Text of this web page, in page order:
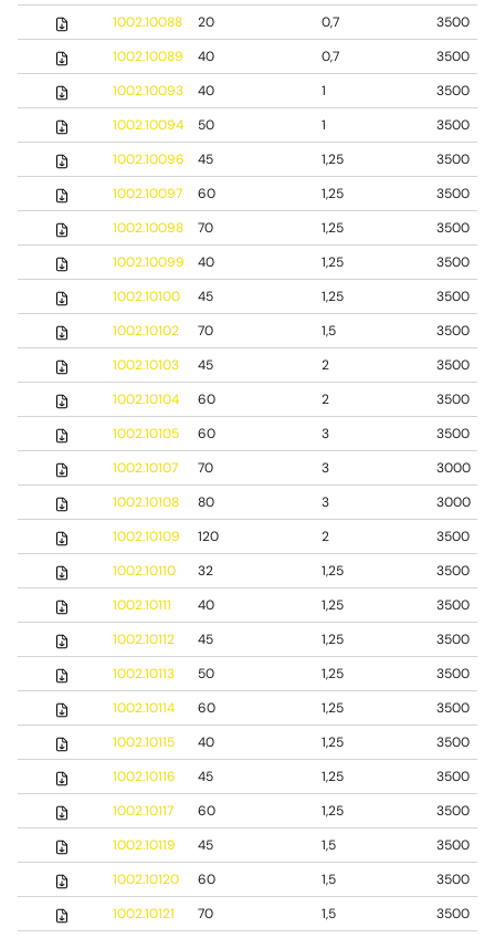
1002.10088
20 0,7
3500
1002.10089
40 0,7
3500
1002.10093
40 1
3500
1002.10094
50 1
3500
1002.10096
45 1,25
3500
1002.10097
60 1,25
3500
1002.10098
70 1,25
3500
1002.10099
40 1,25
3500
1002.10100
45 1,25
3500
1002.10102
70 1,5
3500
1002.10103
45 2
3500
1002.10104
60 2
3500
1002.10105
60 3
3500
1002.10107
70 3
3000
1002.10108
80 3
3000
1002.10109
120 2
3500
1002.10110
32 1,25
3500
1002.10111
40 1,25
3500
1002.10112
45 1,25
3500
1002.10113
50 1,25
3500
1002.10114
60 1,25
3500
1002.10115
40 1,25
3500
1002.10116
45 1,25
3500
1002.10117
60 1,25
3500
1002.10119
45 1,5
3500
1002.10120
60 1,5
3500
1002.10121
70 1,5
3500